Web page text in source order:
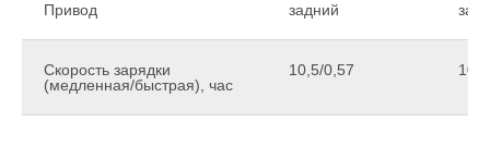
Привод задний
Скорость зарядки
(медленная/быстрая), час
10,5/0,57